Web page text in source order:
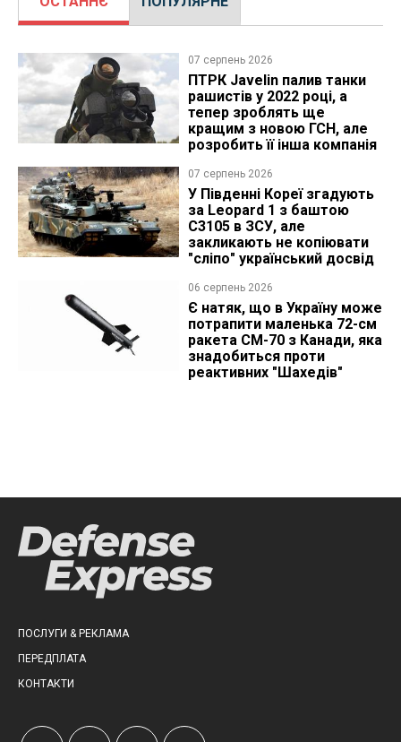
07 серпень 2026
ПТРК Javelin палив танки
рашистів у 2022 році, а
тепер зроблять ще
кращим з новою ГСН, але
розробить її інша компанія
07 серпень 2026
У Південні Кореї згадують
за Leopard 1 з баштою
C3105 в ЗСУ, але
закликають не копіювати
"сліпо" український досвід
06 серпень 2026
Є натяк, що в Україну може
потрапити маленька 72-см
ракета CM-70 з Канади, яка
знадобиться проти
реактивних "Шахедів"
ПОСЛУГИ & РЕКЛАМА
ПЕРЕДПЛАТА
КОНТАКТИ